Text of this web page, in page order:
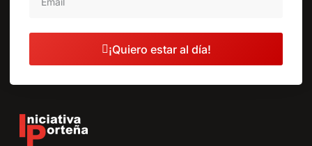
¡Quiero estar al día!